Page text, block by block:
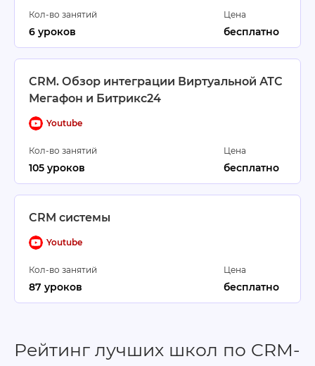
Кол-во занятий
6 уроков
Цена
бесплатно
CRM. Обзор интеграции Виртуальной АТС
Мегафон и Битрикс24
Youtube
Кол-во занятий
105 уроков
Цена
бесплатно
CRM системы
Youtube
Кол-во занятий
87 уроков
Цена
бесплатно
Рейтинг лучших школ по CRM-